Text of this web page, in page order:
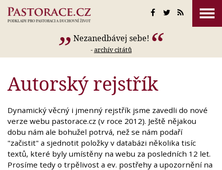
Nezanedbávej sebe!
-archív citátů
Autorský rejstřík
Dynamický věcný i jmenný rejstřík jsme zavedli do nové
verze webu pastorace.cz (v roce 2012). Ještě nějakou
dobu nám ale bohužel potrvá, než se nám podaří
"začistit" a sjednotit položky v databázi několika tisíc
textů, které byly umístěny na webu za posledních 12 let.
Prosíme tedy o trpělivost a ev. postřehy a upozornění na